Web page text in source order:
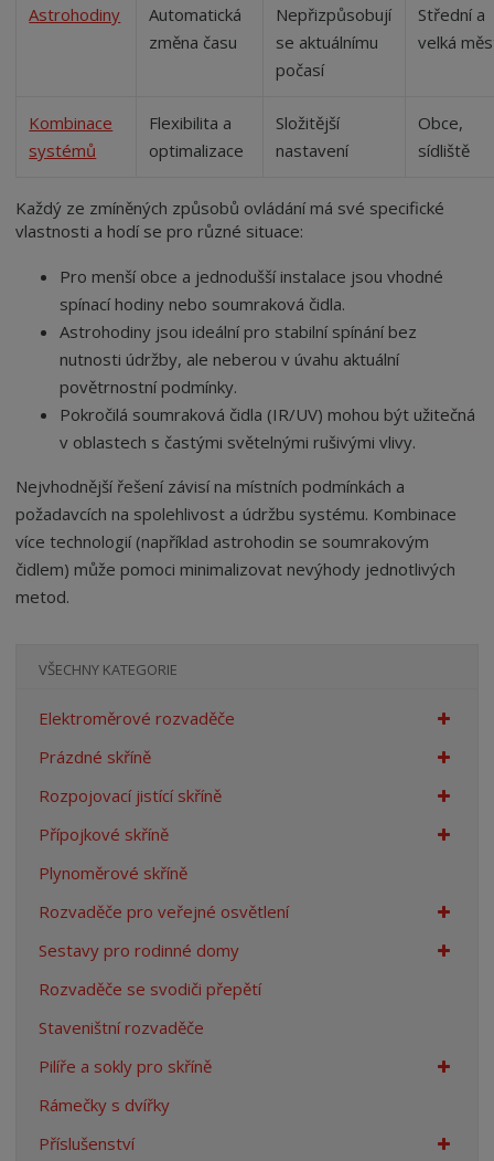
Astrohodiny
Automatická
změna času
Nepřizpůsobují
se aktuálnímu
počasí
Střední a
velká
Kombinace
systémů
Flexibilita a
optimalizace
Složitější
nastavení
Obce,
sídliště
Každý ze zmíněných způsobů ovládání má své specifické
vlastnosti a hodí se pro různé situace:
Pro menší obce a jednodušší instalace jsou vhodné
spínací hodiny nebo soumraková čidla.
Astrohodiny jsou ideální pro stabilní spínání bez
nutnosti údržby, ale neberou v úvahu aktuální
povětrnostní podmínky.
Pokročilá soumraková čidla (IR/UV) mohou být užitečná
v oblastech s častými světelnými rušivými vlivy.
Nejvhodnější řešení závisí na místních podmínkách a
požadavcích na spolehlivost a údržbu systému. Kombinace
více technologií (například astrohodin se soumrakovým
čidlem) může pomoci minimalizovat nevýhody jednotlivých
metod.
VŠECHNY KATEGORIE
Elektroměrové rozvaděče
Prázdné skříně
Rozpojovací jistící skříně
Přípojkové skříně
Plynoměrové skříně
Rozvaděče pro veřejné osvětlení
Sestavy pro rodinné domy
Rozvaděče se svodiči přepětí
Staveništní rozvaděče
Pilíře a sokly pro skříně
Rámečky s dvířky
Příslušenství